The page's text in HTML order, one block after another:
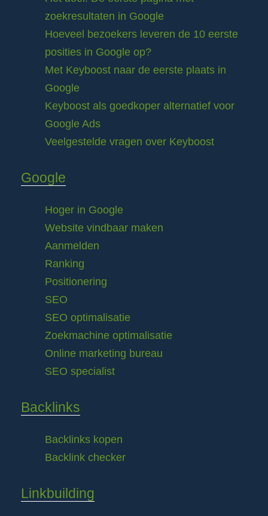
zoekresultaten in Google
Hoeveel bezoekers leveren de 10 eerste
posities in Google op?
Met Keyboost naar de eerste plaats in
Google
Keyboost als goedkoper alternatief voor
Google Ads
Veelgestelde vragen over Keyboost
Google
Hoger in Google
Website vindbaar maken
Aanmelden
Ranking
Positionering
SEO
SEO optimalisatie
Zoekmachine optimalisatie
Online marketing bureau
SEO specialist
Backlinks
Backlinks kopen
Backlink checker
Linkbuilding